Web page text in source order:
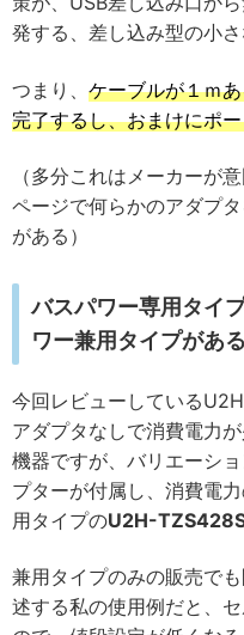
発する、差し込み型の小
つまり、 ケーブルが１ｍ
完了するし、おまけにポ
（多分これはメーカーが
ページで何らかのアダプ
がある）
バスパワー専用タイ
ワー兼用タイプがある
今回レビューしている
アダプタなしで消費電力
機器ですが、バリエーシ
プターが付属し、消費電
用タイプのU2H-
兼用タイプのみの販売で
述する私の使用例だと、